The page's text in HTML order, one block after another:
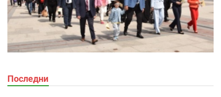
Последни